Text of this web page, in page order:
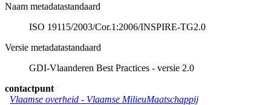
Naam metadatastandaard
ISO 19115/2003/Cor.1:2006/INSPIRE-TG2.0
Versie metadatastandaard
GDI-Vlaanderen Best Practices - versie 2.0
contactpunt
Vlaamse overheid - Vlaamse MilieuMaatschappij